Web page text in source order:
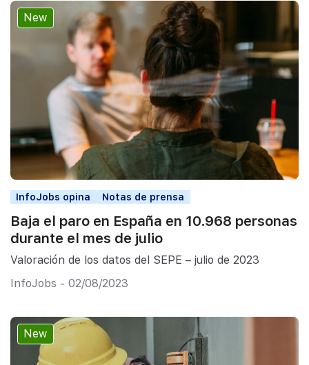
New
InfoJobs opina Notas de prensa
Baja el paro en España en 10.968 personas
durante el mes de julio
Valoración de los datos del SEPE – julio de 2023
InfoJobs - 02/08/2023
New